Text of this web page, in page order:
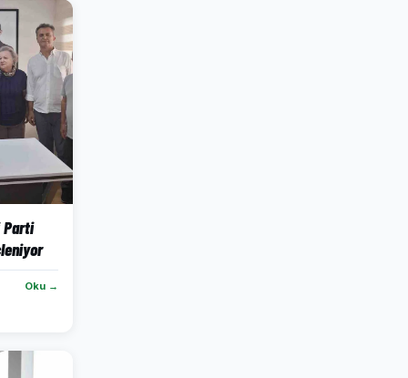
Parti
Oku →